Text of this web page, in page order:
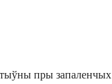
пры запаленчых